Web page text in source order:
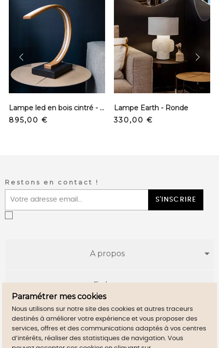
Lampe led en bois cintré - N°12
Precio
895,00 €
Lampe Earth - Ronde
Precio
330,00 €
next
Restons en contact !
S'INSCRIRE
A propos
E-shop
Infos utiles
Paramétrer mes cookies
Nous utilisons sur notre site des cookies et autres traceurs
destinés à améliorer votre expérience et vous proposer des
services, offres et des communications adaptés à vos centres
d’intérêts, réaliser des statistiques de navigation. Vous